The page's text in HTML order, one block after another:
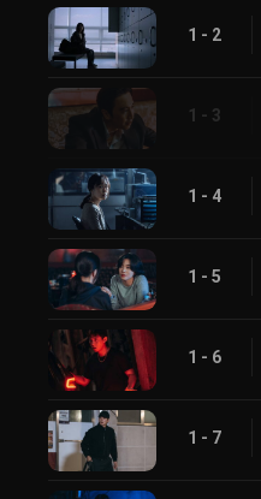
1 - 2
1 - 3
1 - 4
1 - 5
1 - 6
1 - 7